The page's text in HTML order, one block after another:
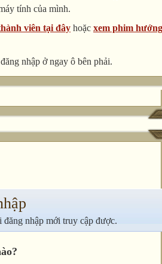
tính của mình.
viên tại đây hoặc xem phim hướng
nhập ở ngay ô bên phải.
đăng nhập mới truy cập được.